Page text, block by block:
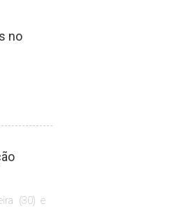
no
(30) e